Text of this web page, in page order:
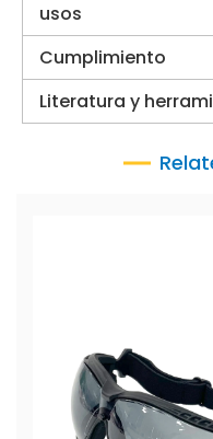
usos
Cumplimiento
Literatura y